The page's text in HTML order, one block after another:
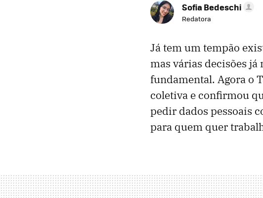
Sofia Bedeschi
Redatora
Já tem um tempão
mas várias decisões
fundamental. Agora o
coletiva e confirmou
pedir dados pessoais
para quem quer